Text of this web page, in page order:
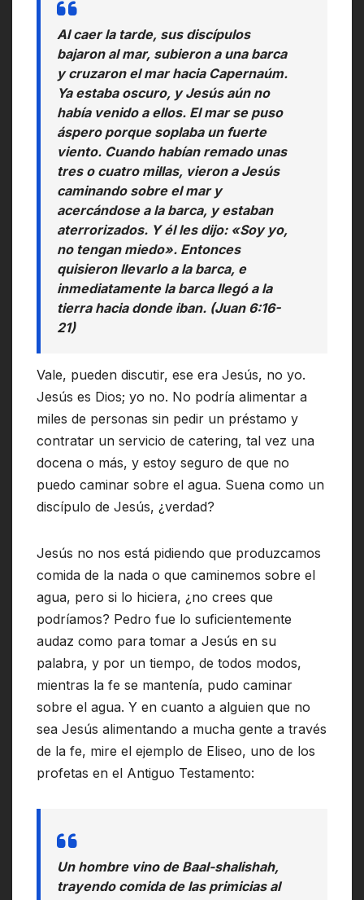
Al caer la tarde, sus discípulos
bajaron al mar, subieron a una barca
y cruzaron el mar hacia Capernaúm.
Ya estaba oscuro, y Jesús aún no
había venido a ellos. El mar se puso
áspero porque soplaba un fuerte
viento. Cuando habían remado unas
tres o cuatro millas, vieron a Jesús
caminando sobre el mar y
acercándose a la barca, y estaban
aterrorizados. Y él les dijo: «Soy yo,
no tengan miedo». Entonces
quisieron llevarlo a la barca, e
inmediatamente la barca llegó a la
tierra hacia donde iban. (Juan 6:16-
21)
Vale, pueden discutir, ese era Jesús, no yo.
Jesús es Dios; yo no. No podría alimentar a
miles de personas sin pedir un préstamo y
contratar un servicio de catering, tal vez una
docena o más, y estoy seguro de que no
puedo caminar sobre el agua. Suena como un
discípulo de Jesús, ¿verdad?
Jesús no nos está pidiendo que produzcamos
comida de la nada o que caminemos sobre el
agua, pero si lo hiciera, ¿no crees que
podríamos? Pedro fue lo suficientemente
audaz como para tomar a Jesús en su
palabra, y por un tiempo, de todos modos,
mientras la fe se mantenía, pudo caminar
sobre el agua. Y en cuanto a alguien que no
sea Jesús alimentando a mucha gente a través
de la fe, mire el ejemplo de Eliseo, uno de los
profetas en el Antiguo Testamento:
Un hombre vino de Baal-shalishah,
trayendo comida de las primicias al